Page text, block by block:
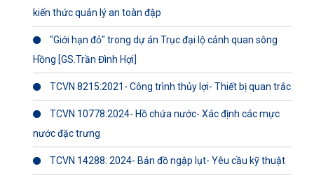
kiến thức quản lý an toàn đập
"Giới hạn đỏ" trong dự án Trục đại lộ cảnh quan sông
Hồng [GS.Trần Đình Hợi]
TCVN 8215:2021- Công trình thủy lợi- Thiết bị quan trắc
TCVN 10778:2024- Hồ chứa nước- Xác định các mực
nước đặc trưng
TCVN 14288: 2024- Bản đồ ngập lụt- Yêu cầu kỹ thuật